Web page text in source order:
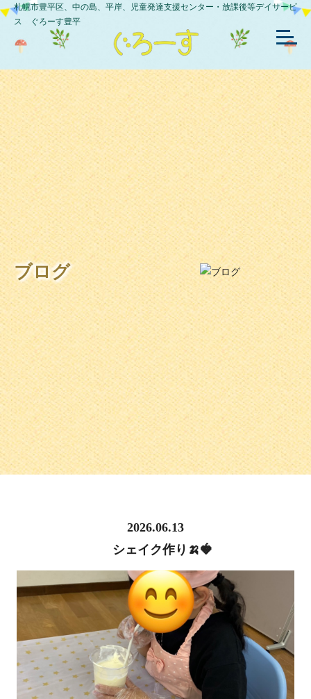
札幌市豊平区、中の島、平岸、児童発達支援センター・放課後等デイサービ
ス ぐろーす豊平
ブログ
2026.06.13
シェイク作り🍌🍓